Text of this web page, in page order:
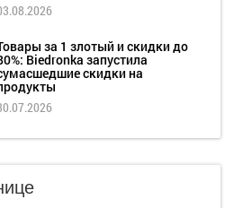
за 1 злотый и скидки до
Biedronka запустила
скидки на